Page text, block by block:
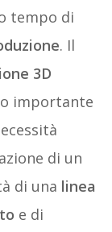
tempo di
. Il
3D
importante
di un
di una linea
e di